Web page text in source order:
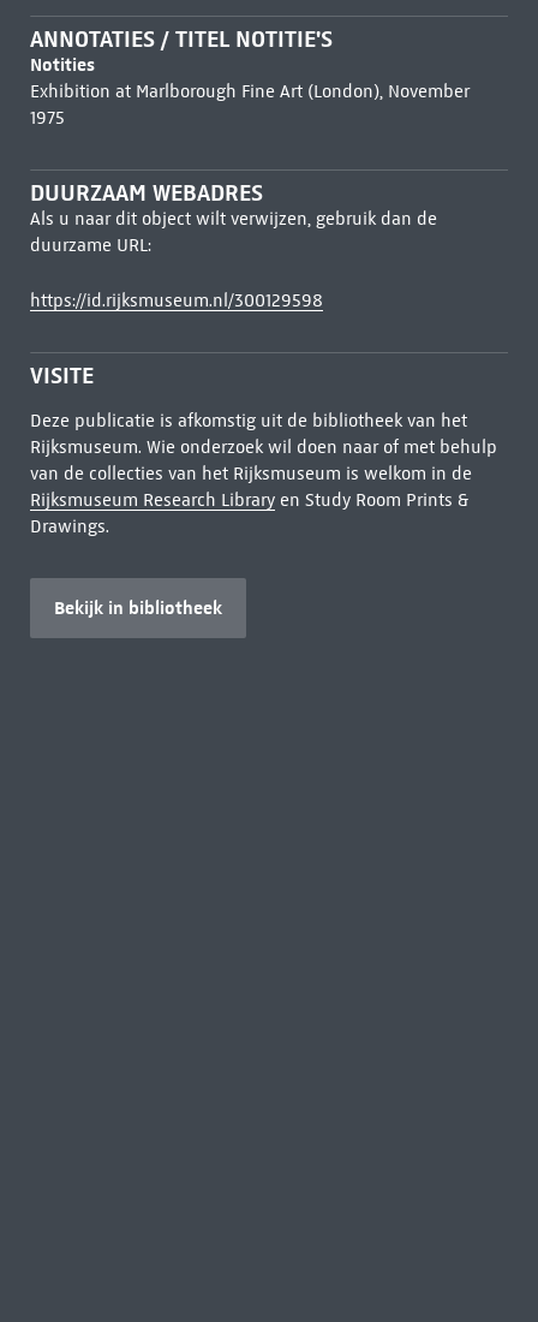
ANNOTATIES / TITEL NOTITIE'S
Notities
Exhibition at Marlborough Fine Art (London), November
1975
DUURZAAM WEBADRES
Als u naar dit object wilt verwijzen, gebruik dan de
duurzame URL:
https://id.rijksmuseum.nl/300129598
VISITE
Deze publicatie is afkomstig uit de bibliotheek van het
Rijksmuseum. Wie onderzoek wil doen naar of met behulp
van de collecties van het Rijksmuseum is welkom in de
Rijksmuseum Research Libraryen Study Room Prints &
Drawings.
Bekijk in bibliotheek